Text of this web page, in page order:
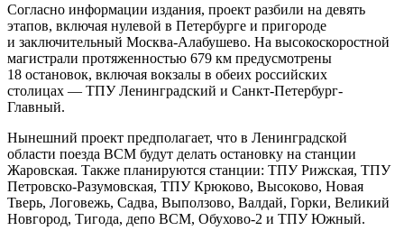
Согласно информации издания, проект разбили на девять
этапов, включая нулевой в Петербурге и пригороде
и заключительный Москва-Алабушево. На высокоскоростной
магистрали протяженностью 679 км предусмотрены
18 остановок, включая вокзалы в обеих российских
столицах — ТПУ Ленинградский и Санкт-Петербург-
Главный.
Нынешний проект предполагает, что в Ленинградской
области поезда ВСМ будут делать остановку на станции
Жаровская. Также планируются станции: ТПУ Рижская, ТПУ
Петровско-Разумовская, ТПУ Крюково, Высоково, Новая
Тверь, Логовежь, Садва, Выползово, Валдай, Горки, Великий
Новгород, Тигода, депо ВСМ, Обухово-2 и ТПУ Южный.